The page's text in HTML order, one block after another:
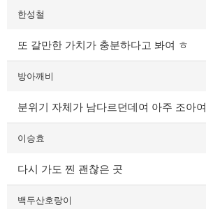
한성철
또 갈만한 가치가 충분하다고 봐여 ㅎ
방아깨비
분위기 자체가 남다르던데여 아주 조아여
이승효
다시 가도 찐 괜찮은 곳
백두산호랑이